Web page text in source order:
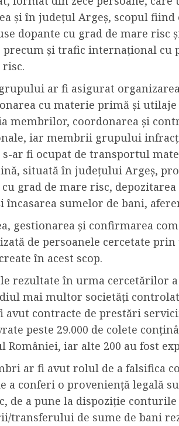
și în județul Argeș, scopul
dopante cu grad de mare risc
și trafic internațional cu
risc.
ar fi asigurat
cu materie primă și utilaje
membrilor, coordonarea și
iar membrii grupului
s-ar fi ocupat de transportul
situată în județului Argeș,
grad de mare risc,
încasarea sumelor de bani,
gestionarea și confirmarea
de persoanele cercetate
în acest scop.
rezultate în urma cercetărilor
mai multor societăți
avut contracte de prestări
peste 29.000 de colete
României, iar alte 200 au fost
ar fi avut rolul de a falsifica
a conferi o proveniență legală
de a pune la dispoziție
transferului de sume de bani